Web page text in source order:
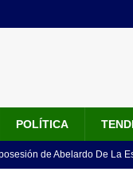
POLÍTICA
de Abelardo De La